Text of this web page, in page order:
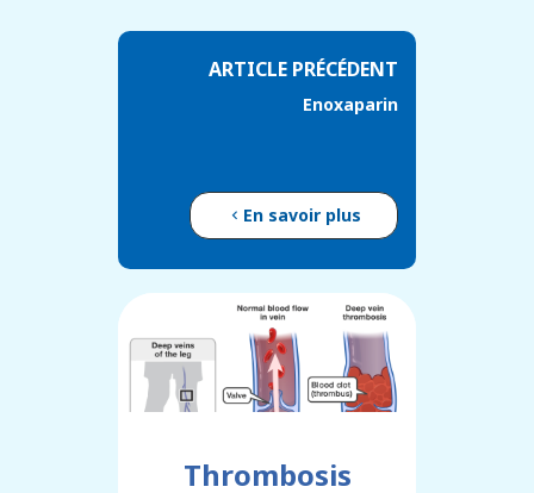
ARTICLE PRÉCÉDENT
Enoxaparin
En savoir plus
Thrombosis